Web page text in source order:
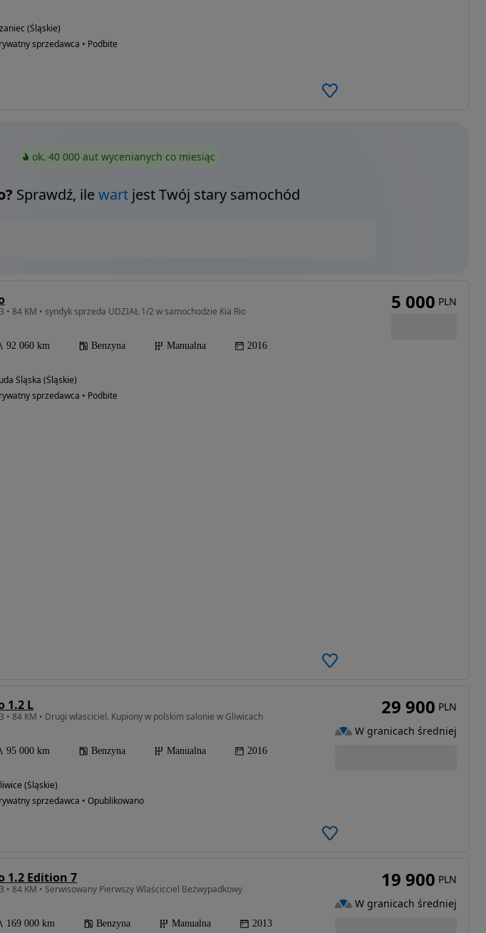
(Śląskie)
sprzedawca • Podbite
ok. 40 000 aut wycenianych co miesiąc
Sprawdź, ilewartjest Twój stary samochód
• 84 KM • syndyk sprzeda UDZIAŁ 1/2 w samochodzie Kia Rio
92 060 km Benzyna Manualna 2016
Śląska (Śląskie)
sprzedawca • Podbite
5 000 PLN
1.2 L
• 84 KM • Drugi wlasciciel. Kupiony w polskim salonie w Gliwicach
95 000 km Benzyna Manualna 2016
(Śląskie)
sprzedawca • Opublikowano
29 900 PLN
W granicach średniej
1.2 Edition 7
• 84 KM • Serwisowany Pierwszy Wlaścicciel Bezwypadkowy
169 000 km Benzyna Manualna 2013
19 900 PLN
W granicach średniej